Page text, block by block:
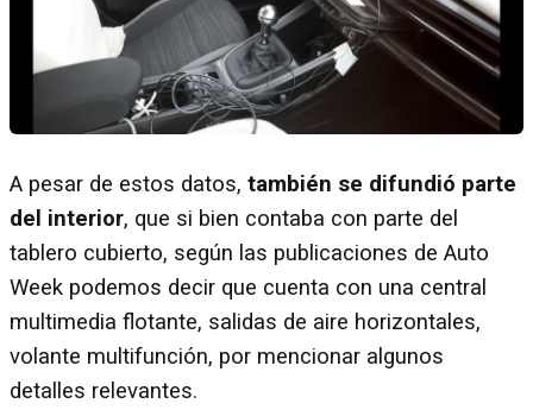
A pesar de estos datos, también se difundió parte
del interior, que si bien contaba con parte del
tablero cubierto, según las publicaciones de Auto
Week podemos decir que cuenta con una central
multimedia flotante, salidas de aire horizontales,
volante multifunción, por mencionar algunos
detalles relevantes.